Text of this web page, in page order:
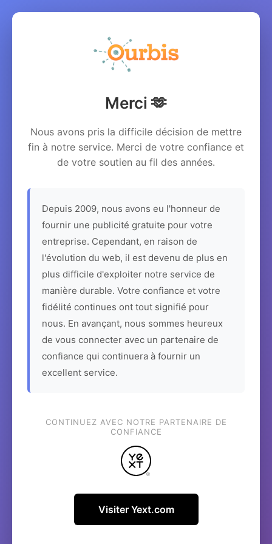
Merci 🫶
Nous avons pris la difficile décision de mettre
fin à notre service. Merci de votre confiance et
de votre soutien au fil des années.
Depuis 2009, nous avons eu l'honneur de
fournir une publicité gratuite pour votre
entreprise. Cependant, en raison de
l'évolution du web, il est devenu de plus en
plus difficile d'exploiter notre service de
manière durable. Votre confiance et votre
fidélité continues ont tout signifié pour
nous. En avançant, nous sommes heureux
de vous connecter avec un partenaire de
confiance qui continuera à fournir un
excellent service.
CONTINUEZ AVEC NOTRE PARTENAIRE DE
CONFIANCE
Visiter Yext.com